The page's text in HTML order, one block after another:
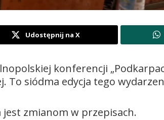
Udostępnij na X
konferencji
To siódma edycja tego
zmianom w przepisach.